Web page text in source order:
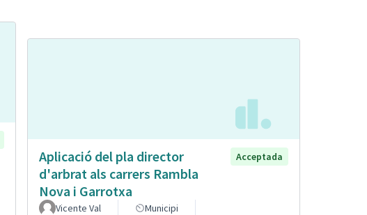
Aplicació del pla director
d'arbrat als carrers Rambla
Nova i Garrotxa
Acceptada
Vicente Val
Municipi